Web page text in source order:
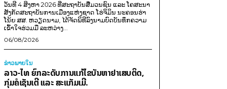
ວັນທີ 4 ສິງຫາ 2026 ທີ່ສະຖາບັນສື່ມວນຊົນ ແລະ ໂຄສະນາ
ສັງກັດສະຖາບັນການເມືອງແຫ່ງຊາດ ໂຮ່ຈິມິນ ນະຄອນຮ່າ
ໂນ້ຍ ສສ. ຫວຽດນາມ, ໄດ້ຈັດພິທີລົງນາມບົດບັນທຶກຄວາມ
ເຂົ້າໃຈຮ່ວມມື ລະຫວ່າງ...
06/08/2026
ຂ່າວພາຍ​ໃນ
ລາວ-ໄທ ຍົກລະດັບການແກ້ໄຂບັນຫາຢາເສບຕິດ,
ກຸ່ມຄໍເຊັນເຕີ ແລະ ສະແກັມເມີ.